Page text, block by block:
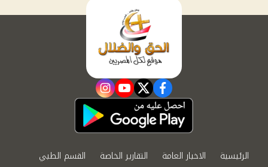
facebook
twitter
youtube
instagram
الرئيسية الاخبار العامة التقارير الخاصة القسم الطبي